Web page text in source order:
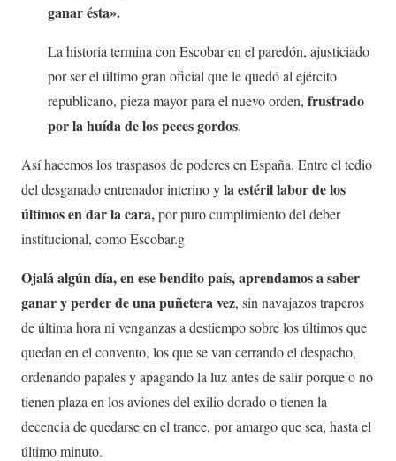
ganar ésta».
La historia termina con Escobar en el paredón, ajusticiado
por ser el último gran oficial que le quedó al ejército
republicano, pieza mayor para el nuevo orden, frustrado
por la huída de los peces gordos.
Así hacemos los traspasos de poderes en España. Entre el tedio
del desganado entrenador interino yla estéril labor de los
últimos en dar la cara,por puro cumplimiento del deber
institucional, como Escobar.g
Ojalá algún día, en ese bendito país, aprendamos a saber
ganar y perder de una puñetera vez, sin navajazos traperos
de última hora ni venganzas a destiempo sobre los últimos que
quedan en el convento, los que se van cerrando el despacho,
ordenando papales y apagando la luz antes de salir porque o no
tienen plaza en los aviones del exilio dorado o tienen la
decencia de quedarse en el trance, por amargo que sea, hasta el
último minuto.